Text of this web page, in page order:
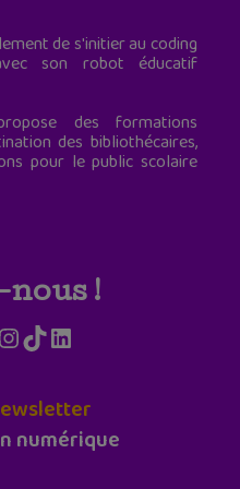
de s'initier au coding
son robot éducatif
des formations
des bibliothécaires,
pour le public scolaire
!
Instagram
TikTokLinkedIn
numérique